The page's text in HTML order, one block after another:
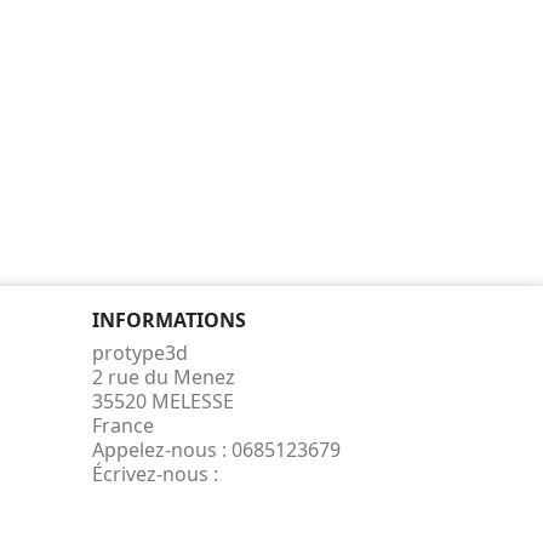
INFORMATIONS
protype3d
2 rue du Menez
35520 MELESSE
France
Appelez-nous : 0685123679
Écrivez-nous :